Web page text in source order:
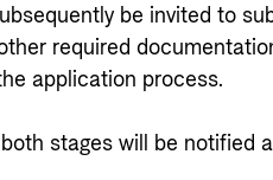
be invited to
required
application process.
stages will be notified